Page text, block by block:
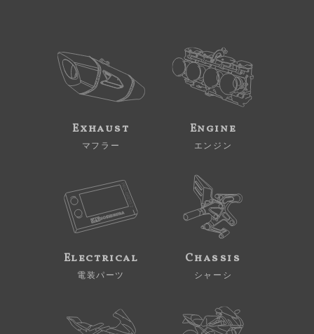
Exhaust
マフラー
Engine
エンジン
Electrical
電装パーツ
Chassis
シャーシ